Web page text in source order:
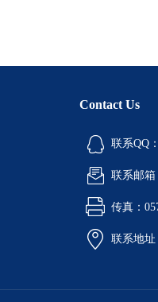
Contact Us
联系QQ
联系邮箱
传真：
联系地址